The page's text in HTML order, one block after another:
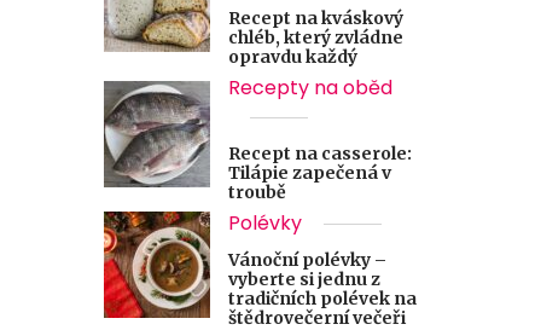
Recept na kváskový
chléb, který zvládne
opravdu každý
Recepty na oběd
Recept na casserole:
Tilápie zapečená v
troubě
Polévky
Vánoční polévky –
vyberte si jednu z
tradičních polévek na
štědrovečerní večeři